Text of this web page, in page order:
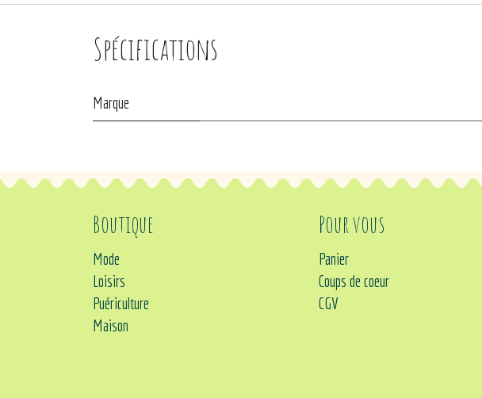
Spécifications
Marque
Boutique
Mode
Loisirs
Puériculture
Maison
Pour vous
Panier
Coups de coeur
CGV